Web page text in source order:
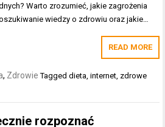
Warto zrozumieć, jakie zagrożenia
wiedzy o zdrowiu oraz jakie…
READ MORE
, Zdrowie Taggeddieta ,internet zdrowe
rozpoznać